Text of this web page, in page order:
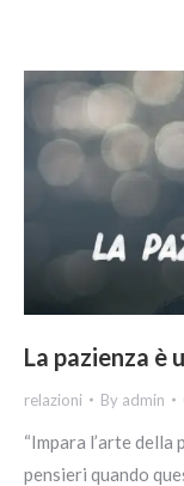
La pazienza è
relazioni By admin
“Impara l’arte della
pensieri quando